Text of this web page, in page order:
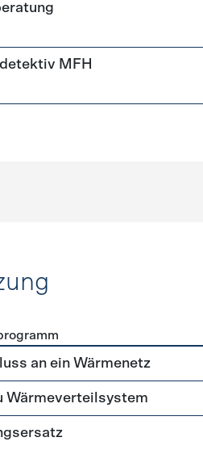
MFH
Heizung
an ein Wärmenetz
Wärmeverteilsystem